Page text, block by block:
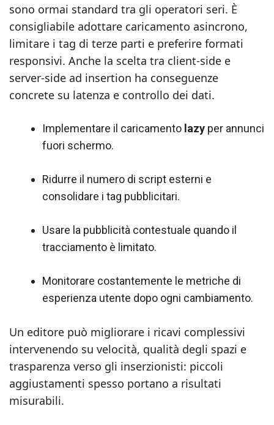
sono ormai standard tra gli operatori seri. È
consigliabile adottare caricamento asincrono,
limitare i tag di terze parti e preferire formati
responsivi. Anche la scelta tra client-side e
server-side ad insertion ha conseguenze
concrete su latenza e controllo dei dati.
Implementare il caricamento lazy per annunci
fuori schermo.
Ridurre il numero di script esterni e
consolidare i tag pubblicitari.
Usare la pubblicità contestuale quando il
tracciamento è limitato.
Monitorare costantemente le metriche di
esperienza utente dopo ogni cambiamento.
Un editore può migliorare i ricavi complessivi
intervenendo su velocità, qualità degli spazi e
trasparenza verso gli inserzionisti: piccoli
aggiustamenti spesso portano a risultati
misurabili.